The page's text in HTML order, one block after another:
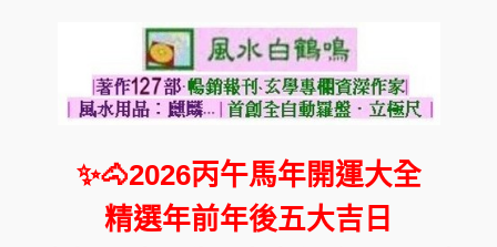
✨🐴2026丙午馬年開運大全
精選年前年後五大吉日